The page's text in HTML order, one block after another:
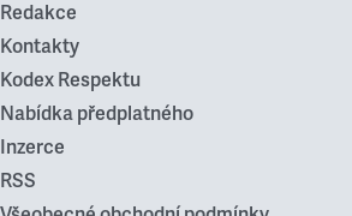
Redakce
Kontakty
Kodex Respektu
Nabídka předplatného
Inzerce
RSS